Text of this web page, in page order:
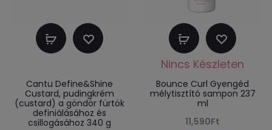
Kosárba
Cantu Define&Shine
Custard, pudingkrém
(custard) a göndör fürtök
definiálásához és
csillogásához 340 g
Tovább
olvasom
Bounce Curl Gyengéd
mélytisztító sampon 237
ml
11,590Ft